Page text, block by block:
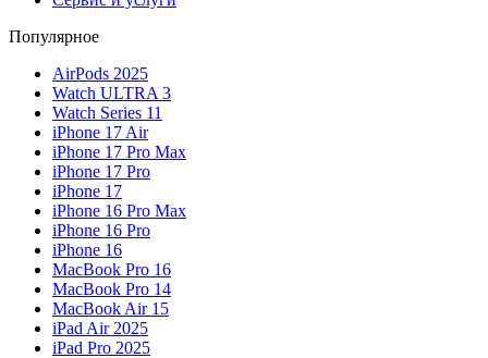
Популярное
AirPods 2025
Watch ULTRA 3
Watch Series 11
iPhone 17 Air
iPhone 17 Pro Max
iPhone 17 Pro
iPhone 17
iPhone 16 Pro Max
iPhone 16 Pro
iPhone 16
MacBook Pro 16
MacBook Pro 14
MacBook Air 15
iPad Air 2025
iPad Pro 2025